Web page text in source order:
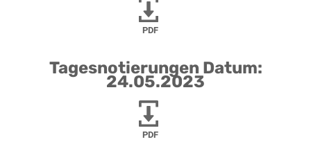
PDF
Tagesnotierungen Datum:
24.05.2023
PDF